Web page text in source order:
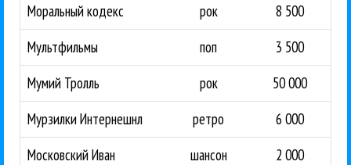
Моральный кодекс
рок
8 500
Мультфильмы
поп
3 500
Мумий Тролль
рок
50 000
Мурзилки Интернешнл
ретро
6 000
Московский Иван
шансон
2 000